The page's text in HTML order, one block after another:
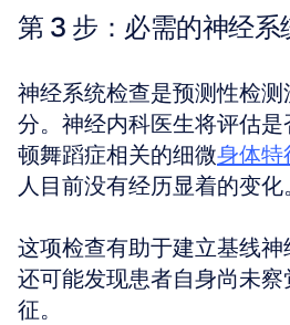
第 3 步：必需的神经系
神经系统检查是预测性检
分。神经内科医生将评估
顿舞蹈症相关的细微身体特
人目前没有经历显着的变化
这项检查有助于建立基线
还可能发现患者自身尚未
征。